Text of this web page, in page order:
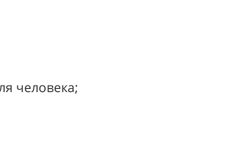
человека;